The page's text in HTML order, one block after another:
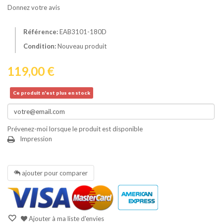
Donnez votre avis
Référence:EAB3101-180D
Condition:Nouveau produit
119,00 €
Ce produit n'est plus en stock
Prévenez-moi lorsque le produit est disponible
Impression
ajouter pour comparer
Ajouter à ma liste d'envies